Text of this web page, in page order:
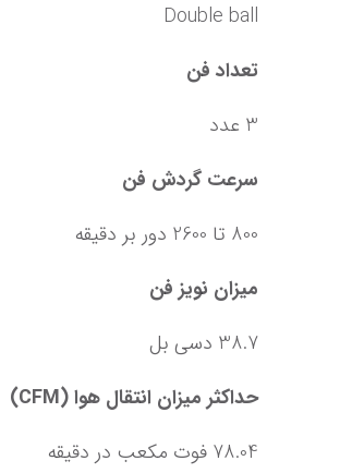
Double ball
تعداد فن
3 عدد
سرعت گردش فن
800 تا 2600 دور بر دقیقه
میزان نویز فن
38.7 دسی بل
حداکثر میزان انتقال هوا (CFM)
78.04 فوت مکعب در دقیقه